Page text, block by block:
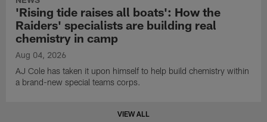
'Rising tide raises all boats': How the
Raiders' specialists are building real
chemistry in camp
Aug 04, 2026
AJ Cole has taken it upon himself to help build chemistry within
a brand-new special teams corps.
VIEW ALL